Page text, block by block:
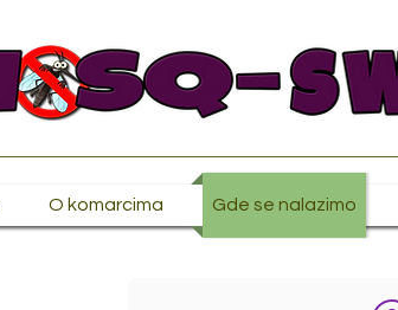
O komarcima Gde se nalazimo